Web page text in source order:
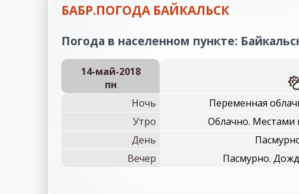
БАБР.ПОГОДА БАЙКАЛЬСК
Погода в населенном пункте:
14-май-2018
пн
Ночь
Переменная
Утро
Облачно.
День
Вечер
Пасмурно.